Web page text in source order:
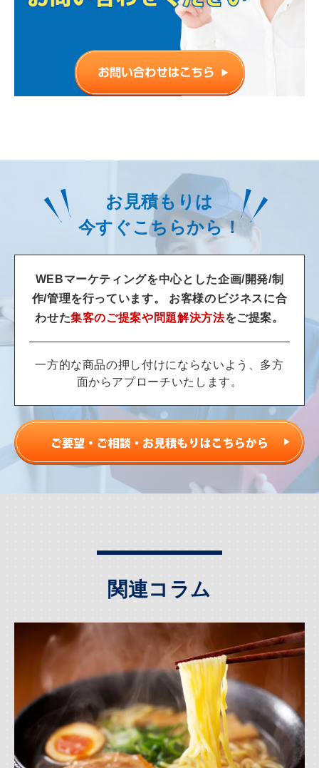
お見積もりは
今すぐこちらから！
WEBマーケティングを中心とした企画/開発/制
作/管理を行っています。
お客様のビジネスに合
わせた集客のご提案や問題解決方法をご提案。
一方的な商品の押し付けにならないよう、多方
面からアプローチいたします。
関連コラム